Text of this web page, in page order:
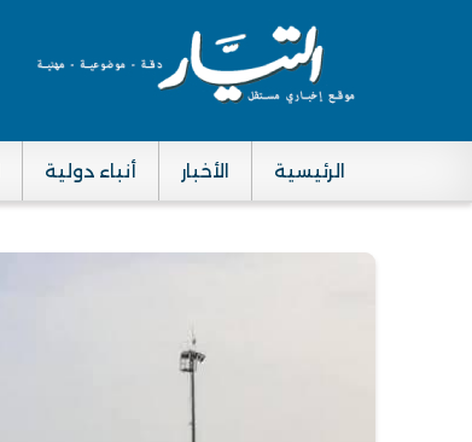
Main navigation
الرئيسية الأخبار أنباء دولية